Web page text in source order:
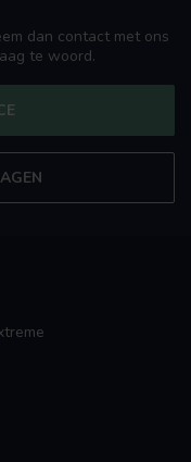
dan contact met ons
te woord.